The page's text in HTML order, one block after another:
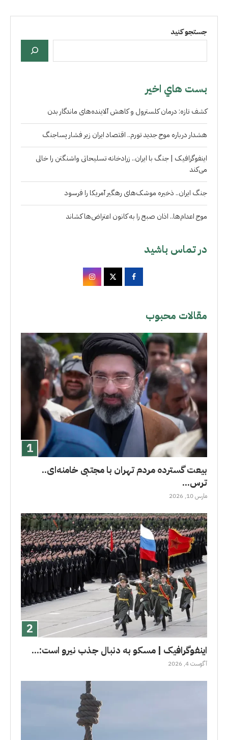
جستجو کنید
بست هاي اخير
کشف تازه: درمان کلسترول و کاهش آلاینده‌های ماندگار بدن
هشدار درباره موج جدید تورم.. اقتصاد ایران زیر فشار پساجنگ
اینفوگرافیک | جنگ با ایران.. زرادخانه تسلیحاتی واشنگتن را خالی
می‌کند
جنگ ایران.. ذخیره موشک‌های رهگیر آمریکا را فرسود
موج اعدام‌ها.. اذان صبح را به کانون اعتراض‌ها کشاند
در تماس باشید
مقالات محبوب
بیعت گسترده مردم تهران با مجتبی خامنه‌ای..
ترس...
مارس 10, 2026
اینفوگرافیک | مسکو به دنبال جذب نیرو است:...
آگوست 4, 2026